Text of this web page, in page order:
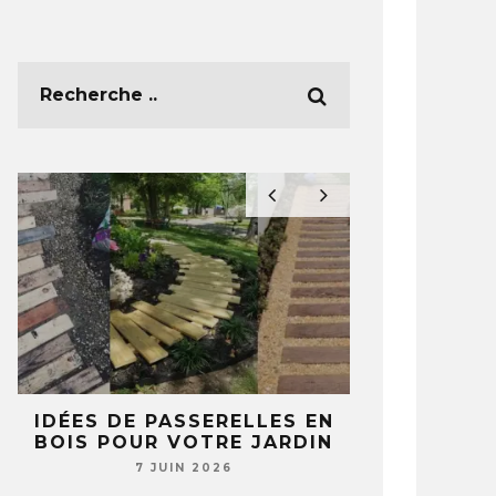
IDÉES DE PASSERELLES EN
BOIS POUR VOTRE JARDIN
7 JUIN 2026